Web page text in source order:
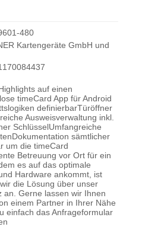
480
Kartengeräte GmbH und
auf einen
timeCard App für Android
definierbarTüröffner
Ausweisverwaltung inkl.
SchlüsselUmfangreiche
sämtlicher
um die timeCard
Betreuung vor Ort für ein
es auf das optimale
Hardware ankommt, ist
die Lösung über unser
an. Gerne lassen wir Ihnen
einem Partner in Ihrer Nähe
einfach das Anfrageformular